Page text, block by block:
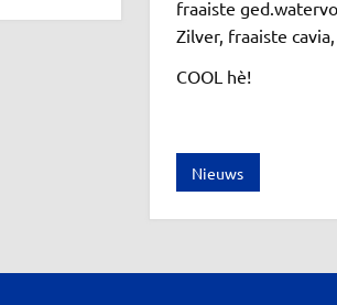
fraaiste
Zilver, fraaiste
COOL hè!
Nieuws